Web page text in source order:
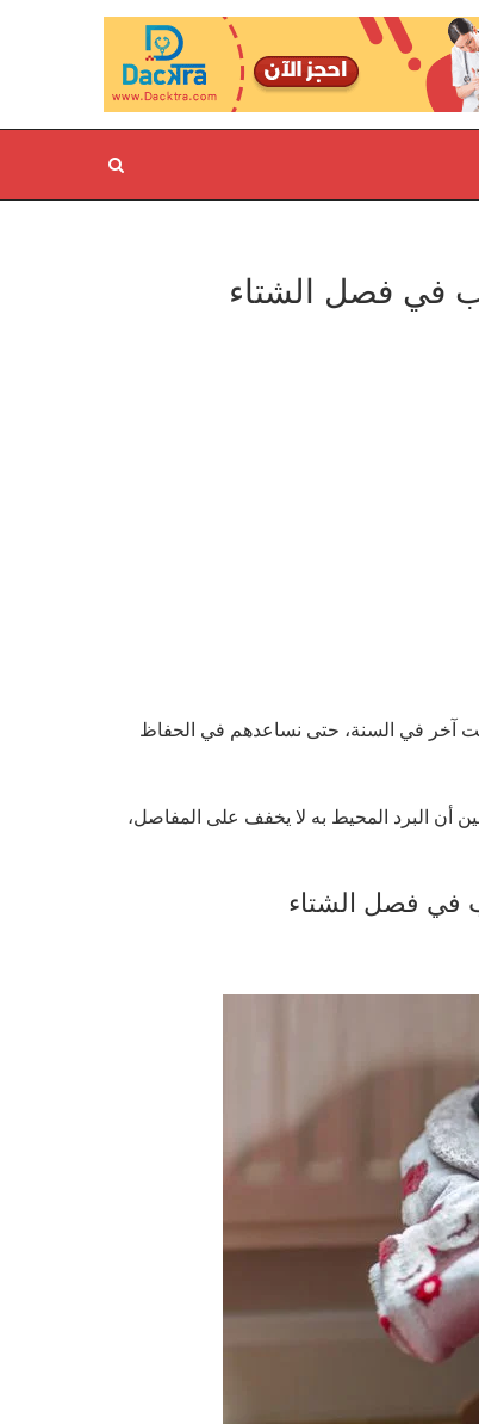
في فصل الشتاء
آخر في السنة، حتى نساعدهم في الحفاظ
أن البرد المحيط به لا يخفف على المفاصل،
في فصل الشتاء